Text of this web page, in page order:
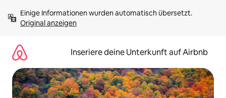
Inhalten
springenOriginal anzeigen
Inseriere deine Unterkunft auf Airbnb